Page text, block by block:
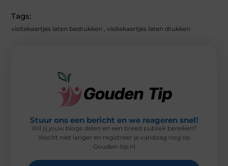
E
O
K
E
S N
Tags:
visitekaartjes laten bedrukken ,visitekaartjes laten drukken
Stuur ons een bericht en we reageren snel!
Wil jij jouw blogs delen en een breed publiek bereiken?
Wacht niet langer en registreer je vandaag nog op
Gouden-tip.nl